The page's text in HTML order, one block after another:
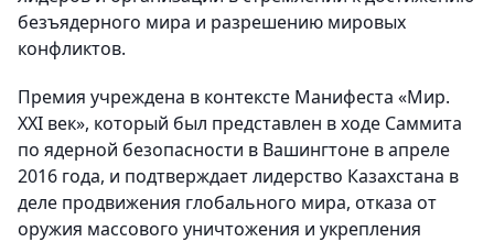
безъядерного мира и разрешению мировых
конфликтов.
Премия учреждена в контексте Манифеста «Мир.
XXI век», который был представлен в ходе Саммита
по ядерной безопасности в Вашингтоне в апреле
2016 года, и подтверждает лидерство Казахстана в
деле продвижения глобального мира, отказа от
оружия массового уничтожения и укрепления